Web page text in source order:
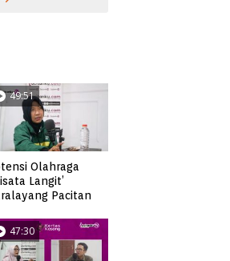
49:51
Olahraga
Langit’
Pacitan
47:30